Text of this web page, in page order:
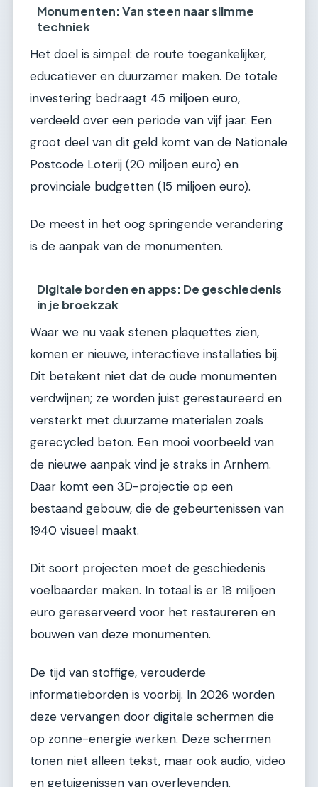
Monumenten: Van steen naar slimme
techniek
Het doel is simpel: de route toegankelijker,
educatiever en duurzamer maken. De totale
investering bedraagt 45 miljoen euro,
verdeeld over een periode van vijf jaar. Een
groot deel van dit geld komt van de Nationale
Postcode Loterij (20 miljoen euro) en
provinciale budgetten (15 miljoen euro).
De meest in het oog springende verandering
is de aanpak van de monumenten.
Digitale borden en apps: De geschiedenis
in je broekzak
Waar we nu vaak stenen plaquettes zien,
komen er nieuwe, interactieve installaties bij.
Dit betekent niet dat de oude monumenten
verdwijnen; ze worden juist gerestaureerd en
versterkt met duurzame materialen zoals
gerecycled beton. Een mooi voorbeeld van
de nieuwe aanpak vind je straks in Arnhem.
Daar komt een 3D-projectie op een
bestaand gebouw, die de gebeurtenissen van
1940 visueel maakt.
Dit soort projecten moet de geschiedenis
voelbaarder maken. In totaal is er 18 miljoen
euro gereserveerd voor het restaureren en
bouwen van deze monumenten.
De tijd van stoffige, verouderde
informatieborden is voorbij. In 2026 worden
deze vervangen door digitale schermen die
op zonne-energie werken. Deze schermen
tonen niet alleen tekst, maar ook audio, video
en getuigenissen van overlevenden.